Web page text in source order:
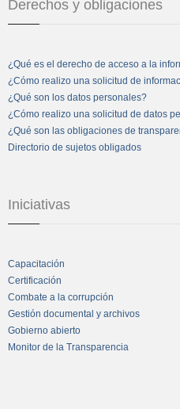
Derechos y obligaciones
¿Qué es el derecho de acceso a la
¿Cómo realizo una solicitud de
¿Qué son los datos personales?
¿Cómo realizo una solicitud de datos
¿Qué son las obligaciones de
Directorio de sujetos obligados
Iniciativas
Capacitación
Certificación
Combate a la corrupción
Gestión documental y archivos
Gobierno abierto
Monitor de la Transparencia